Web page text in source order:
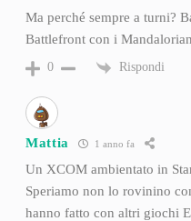
Ma perché sempre a turni?
Battlefront con i
0 Rispondi
Mattia 1 anno fa
Un XCOM ambientato in
Speriamo non lo rovinino
hanno fatto con altri giochi